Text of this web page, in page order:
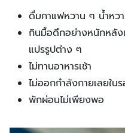
ดื่มกาแฟหวาน ๆ น้ำหว
กินมื้อดึกอย่างหนักหลัง
แปรรูปต่าง ๆ
ไม่ทานอาหารเช้า
ไม่ออกกำลังกายเลยใน
พักผ่อนไม่เพียงพอ